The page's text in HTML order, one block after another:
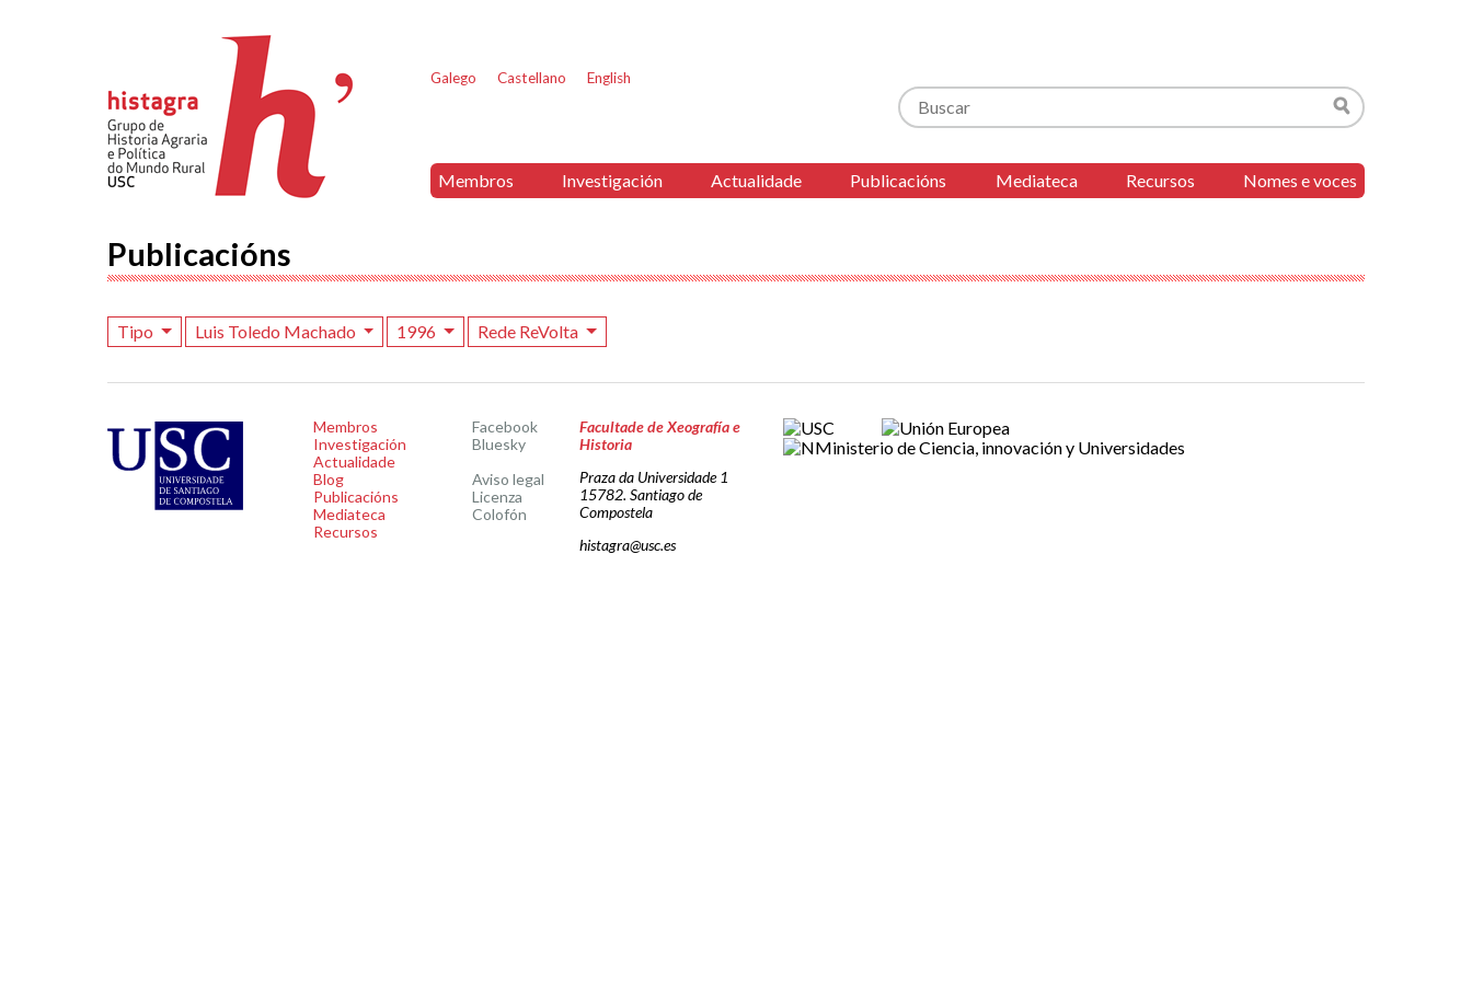
Galego Castellano English
Buscar
Buscar
Membros Investigación Actualidade Publicacións Mediateca Recursos Nomes e voces
Publicacións
Tipo Luis Toledo Machado 1996 Rede ReVolta
Membros
Investigación
Actualidade
Blog
Publicacións
Mediateca
Recursos
Facebook
Bluesky
Aviso legal
Licenza
Colofón
Facultade de Xeografía e
Historia
Praza da Universidade 1
15782. Santiago de
Compostela
histagra@usc.es